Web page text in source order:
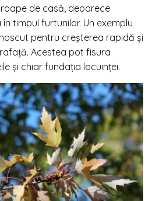
de casă, deoarece
timpul furtunilor. Un exemplu
pentru creșterea rapidă și
Acestea pot fisura
și chiar fundația locuinței.